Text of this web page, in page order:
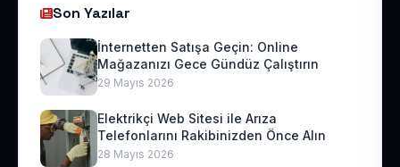
Son Yazılar
İnternetten Satışa Geçin: Online
Mağazanızı Gece Gündüz Çalıştırın
29 Mayıs 2026
Elektrikçi Web Sitesi ile Arıza
Telefonlarını Rakibinizden Önce Alın
28 Mayıs 2026